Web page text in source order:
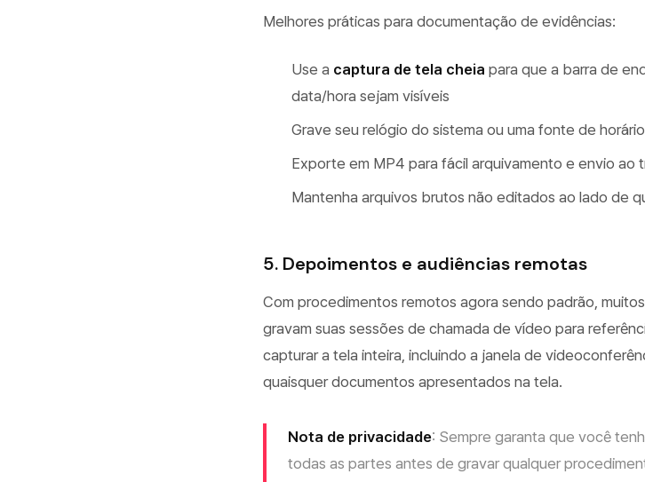
Melhores práticas para documentação de evidências:
Use a captura de tela cheia para que a barra de
data/hora sejam visíveis
Grave seu relógio do sistema ou uma fonte de
Exporte em MP4 para fácil arquivamento e envio ao
Mantenha arquivos brutos não editados ao lado de
5. Depoimentos e audiências remotas
Com procedimentos remotos agora sendo padrão,
gravam suas sessões de chamada de vídeo para
capturar a tela inteira, incluindo a janela de
quaisquer documentos apresentados na tela.
Nota de privacidade: Sempre garanta que você
todas as partes antes de gravar qualquer